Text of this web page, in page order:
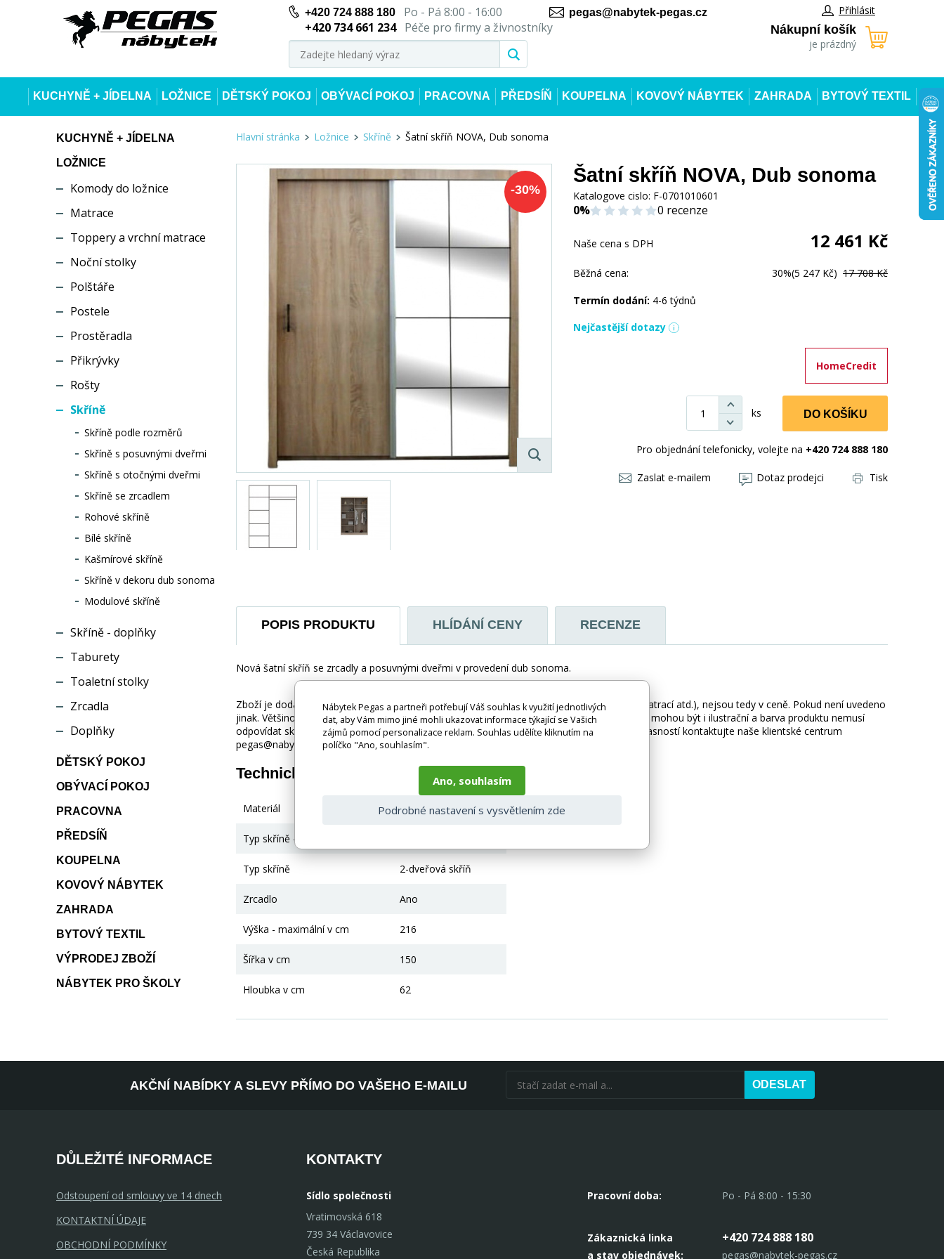
+420 724 888 180Po - Pá 8:00 - 16:00
+420 734 661 234
Péče pro firmy a živnostníky
pegas@nabytek-pegas.cz Přihlásit
Nákupní košík
je prázdný
KUCHYNĚ + JÍDELNA LOŽNICE DĚTSKÝ POKOJ OBÝVACÍ POKOJ PRACOVNA PŘEDSÍŇ KOUPELNA KOVOVÝ NÁBYTEK ZAHRADA BYTOVÝ TEXTIL
KUCHYNĚ + JÍDELNA
LOŽNICE
Komody do ložnice
Matrace
Toppery a vrchní matrace
Noční stolky
Polštáře
Postele
Prostěradla
Přikrývky
Rošty
Skříně
Skříně podle rozměrů
Skříně s posuvnými dveřmi
Skříně s otočnými dveřmi
Skříně se zrcadlem
Rohové skříně
Bílé skříně
Kašmírové skříně
Skříně v dekoru dub sonoma
Modulové skříně
Skříně - doplňky
Taburety
Toaletní stolky
Zrcadla
Doplňky
DĚTSKÝ POKOJ
OBÝVACÍ POKOJ
PRACOVNA
PŘEDSÍŇ
KOUPELNA
KOVOVÝ NÁBYTEK
ZAHRADA
BYTOVÝ TEXTIL
VÝPRODEJ ZBOŽÍ
NÁBYTEK PRO ŠKOLY
Hlavní stránka Ložnice Skříně Šatní skříň NOVA, Dub sonoma
-30%
Šatní skříň NOVA, Dub sonoma
Katalogove cislo: F-0701010601
0% 0 recenze
Naše cena s DPH 12 461 Kč
Běžná cena: 30%(5 247 Kč) 17 708 Kč
Termín dodání: 4-6 týdnů
Nejčastější dotazy
HomeCredit
ks DO KOŠÍKU
Pro objednání telefonicky, volejte na +420 724 888 180
Zaslat e-mailem Dotaz prodejci Tisk
POPIS PRODUKTU HLÍDÁNÍ CENY RECENZE
Nová šatní skříň se zrcadly a posuvnými dveřmi v provedení dub sonoma.
Zboží je dodáváno bez doplňků a dekorací (např. textilních doplňků, spotřebičů, baterie, matrací atd.), nejsou tedy v ceně. Pokud není uvedeno
jinak. Většinou je zboží dodáváno v demontovaném stavu, dle charakteru zboží. Fotografie mohou být i ilustrační a barva produktu nemusí
odpovídat skutečnosti vlivem nastavení monitoru a převodem do el. podoby. V případě nejasností kontaktujte naše klientské centrum
pegas@nabytek-pegas.cz či volejte 777244446.
Technické parametry
Materiál Lamino
Typ skříně - otvírání
Typ skříně 2-dveřová skříň
Zrcadlo Ano
Výška - maximální v cm 216
Šířka v cm 150
Hloubka v cm 62
AKČNÍ NABÍDKY A SLEVY PŘÍMO DO VAŠEHO E-MAILU ODESLAT
DŮLEŽITÉ INFORMACE
Odstoupení od smlouvy ve 14 dnech
KONTAKTNÍ ÚDAJE
OBCHODNÍ PODMÍNKY
KONTAKTY
Sídlo společnosti
Vratimovská 618
739 34 Václavovice
Česká Republika
Pracovní doba: Po - Pá 8:00 - 15:30
Zákaznická linka
a stav objednávek:
+420 724 888 180
pegas@nabytek-pegas.cz
Nábytek Pegas a partneři potřebují Váš souhlas k využití jednotlivých
dat, aby Vám mimo jiné mohli ukazovat informace týkající se Vašich
zájmů pomocí personalizace reklam. Souhlas udělíte kliknutím na
políčko "Ano, souhlasím".
Ano, souhlasím
Podrobné nastavení s vysvětlením zde